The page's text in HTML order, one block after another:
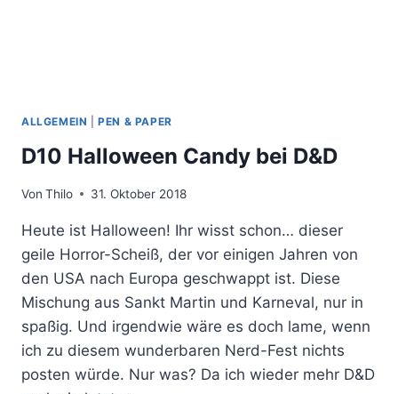
ALLGEMEIN |PEN & PAPER
D10 Halloween Candy bei D&D
Von Thilo 31. Oktober 2018
Heute ist Halloween! Ihr wisst schon… dieser
geile Horror-Scheiß, der vor einigen Jahren von
den USA nach Europa geschwappt ist. Diese
Mischung aus Sankt Martin und Karneval, nur in
spaßig. Und irgendwie wäre es doch lame, wenn
ich zu diesem wunderbaren Nerd-Fest nichts
posten würde. Nur was? Da ich wieder mehr D&D